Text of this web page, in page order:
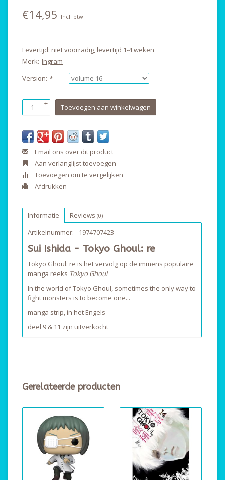
€14,95 Incl. btw
Levertijd: niet voorradig, levertijd 1-4 weken
Merk: Ingram
Version: *
+
- Toevoegen aan winkelwagen
Email ons over dit product
Aan verlanglijst toevoegen
Toevoegen om te vergelijken
Afdrukken
Informatie Reviews (0)
Artikelnummer: 1974707423
Sui Ishida - Tokyo Ghoul: re
Tokyo Ghoul: re is het vervolg op de immens populaire
manga reeks Tokyo Ghoul
In the world of Tokyo Ghoul, sometimes the only way to
fight monsters is to become one...
manga strip, in het Engels
deel 9 & 11 zijn uitverkocht
Gerelateerde producten